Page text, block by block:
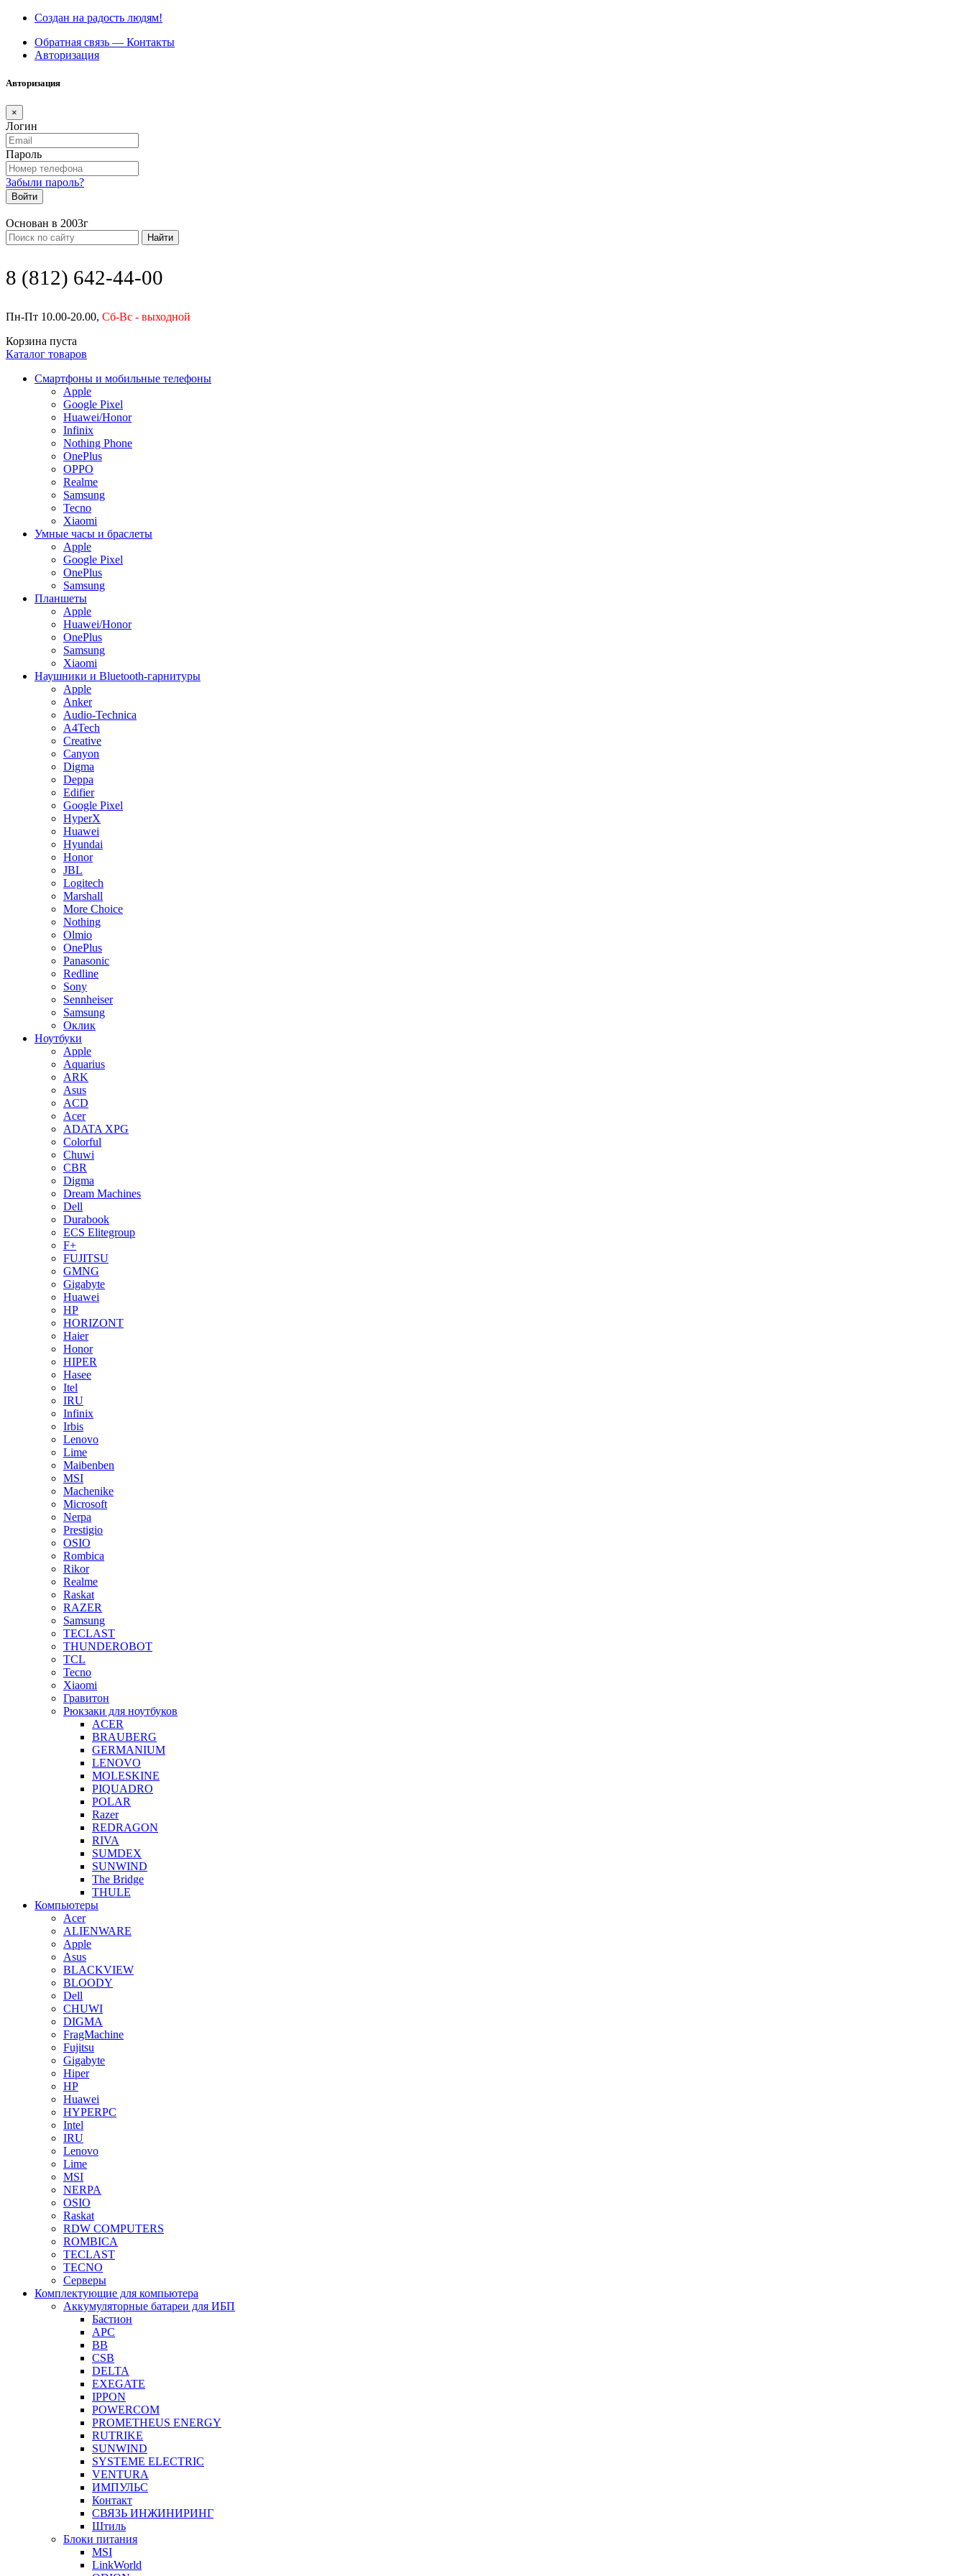
Создан на радость людям!
Обратная связь — Контакты
Авторизация
Авторизация
×
Логин
Пароль
Забыли пароль?
Войти
Основан в 2003г
Найти
8 (812) 642-44-00
Пн-Пт 10.00-20.00, Сб-Вс - выходной
Корзина пуста
Каталог товаров
Смартфоны и мобильные телефоны
Apple
Google Pixel
Huawei/Honor
Infinix
Nothing Phone
OnePlus
OPPO
Realme
Samsung
Tecno
Xiaomi
Умные часы и браслеты
Apple
Google Pixel
OnePlus
Samsung
Планшеты
Apple
Huawei/Honor
OnePlus
Samsung
Xiaomi
Наушники и Bluetooth-гарнитуры
Apple
Anker
Audio-Technica
A4Tech
Creative
Canyon
Digma
Deppa
Edifier
Google Pixel
HyperX
Huawei
Hyundai
Honor
JBL
Logitech
Marshall
More Choice
Nothing
Olmio
OnePlus
Panasonic
Redline
Sony
Sennheiser
Samsung
Оклик
Ноутбуки
Apple
Aquarius
ARK
Asus
ACD
Acer
ADATA XPG
Colorful
Chuwi
CBR
Digma
Dream Machines
Dell
Durabook
ECS Elitegroup
F+
FUJITSU
GMNG
Gigabyte
Huawei
HP
HORIZONT
Haier
Honor
HIPER
Hasee
Itel
IRU
Infinix
Irbis
Lenovo
Lime
Maibenben
MSI
Machenike
Microsoft
Nerpa
Prestigio
OSIO
Rombica
Rikor
Realme
Raskat
RAZER
Samsung
TECLAST
THUNDEROBOT
TCL
Tecno
Xiaomi
Гравитон
Рюкзаки для ноутбуков
ACER
BRAUBERG
GERMANIUM
LENOVO
MOLESKINE
PIQUADRO
POLAR
Razer
REDRAGON
RIVA
SUMDEX
SUNWIND
The Bridge
THULE
Компьютеры
Acer
ALIENWARE
Apple
Asus
BLACKVIEW
BLOODY
Dell
CHUWI
DIGMA
FragMachine
Fujitsu
Gigabyte
Hiper
HP
Huawei
HYPERPC
Intel
IRU
Lenovo
Lime
MSI
NERPA
OSIO
Raskat
RDW COMPUTERS
ROMBICA
TECLAST
TECNO
Серверы
Комплектующие для компьютера
Аккумуляторные батареи для ИБП
Бастион
APC
BB
CSB
DELTA
EXEGATE
IPPON
POWERCOM
PROMETHEUS ENERGY
RUTRIKE
SUNWIND
SYSTEME ELECTRIC
VENTURA
ИМПУЛЬС
Контакт
СВЯЗЬ ИНЖИНИРИНГ
Штиль
Блоки питания
MSI
LinkWorld